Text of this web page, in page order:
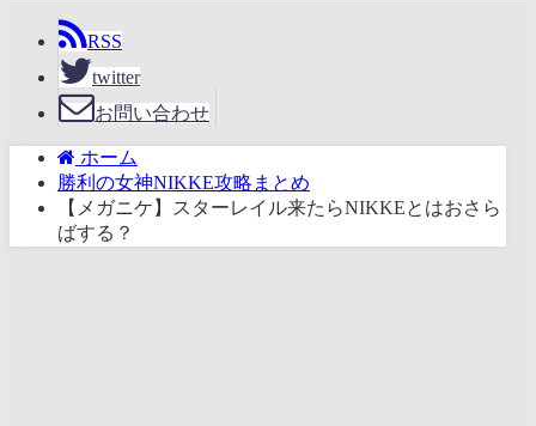
RSS
twitter
お問い合わせ
ホーム
勝利の女神NIKKE攻略まとめ
【メガニケ】スターレイル来たらNIKKEとはおさら
ばする？